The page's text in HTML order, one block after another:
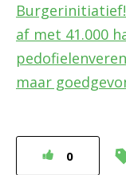
af met 41.000
maar
0